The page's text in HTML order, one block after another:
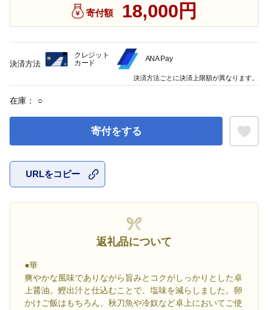
寄付額 18,000円
在庫： ○
寄付をする
URLをコピー
返礼品について
●華
爽やかな風味でありながら旨みとコクがしっかりとした卓
上醤油。鰹出汁と仕込むことで、塩味を減らしました。卵
かけご飯はもちろん、秋刀魚や冷奴など卓上においてご使
決済方法
クレジット
カード
ANA Pay
決済方法ごとに決済上限額が異なります。